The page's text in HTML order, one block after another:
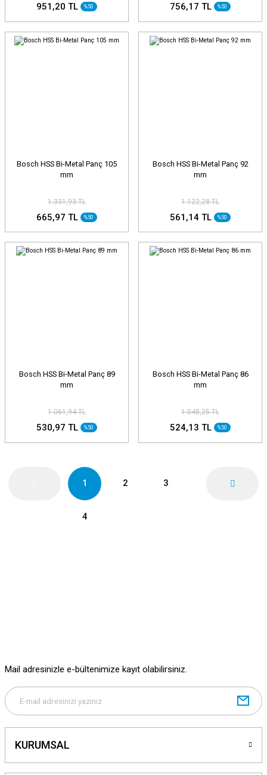
951,20 TL %50 756,17 TL %50
Bosch HSS Bi-Metal Panç 105
mm
1.331,93 TL
665,97 TL %50
Bosch HSS Bi-Metal Panç 92
mm
1.122,28 TL
561,14 TL %50
Bosch HSS Bi-Metal Panç 89
mm
1.061,94 TL
530,97 TL %50
Bosch HSS Bi-Metal Panç 86
mm
1.048,25 TL
524,13 TL %50
1 2 3
4
Mail adresinizle e-bültenimize kayıt olabilirsiniz.
KURUMSAL